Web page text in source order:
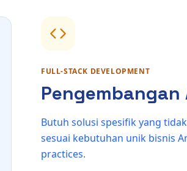
FULL-STACK DEVELOPMENT
Butuh solusi spesifik yang
sesuai kebutuhan unik bisnis
practices.